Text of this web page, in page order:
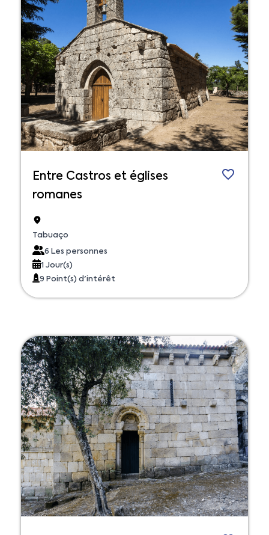
Entre Castros et églises
romanes
Tabuaço
6 Les personnes
1 Jour(s)
9 Point(s) d'intérêt